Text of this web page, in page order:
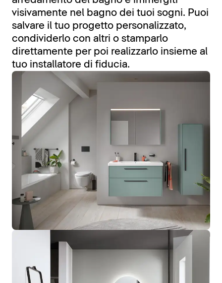
visivamente nel bagno dei tuoi sogni. Puoi
salvare il tuo progetto personalizzato,
condividerlo con altri o stamparlo
direttamente per poi realizzarlo insieme al
tuo installatore di fiducia.